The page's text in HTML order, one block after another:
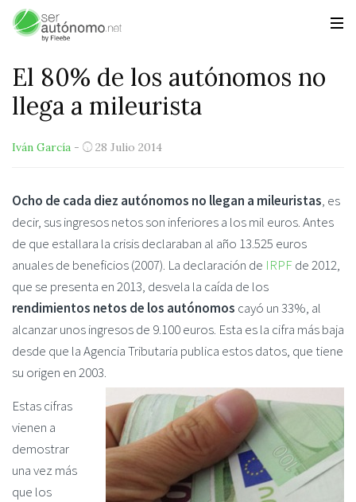
El 80% de los autónomos no
llega a mileurista
Iván García - 28 Julio 2014
Ocho de cada diez autónomos no llegan a mileuristas, es
decir, sus ingresos netos son inferiores a los mil euros. Antes
de que estallara la crisis declaraban al año 13.525 euros
anuales de beneficios (2007). La declaración de IRPFde 2012,
que se presenta en 2013, desvela la caída de los
rendimientos netos de los autónomos cayó un 33%, al
alcanzar unos ingresos de 9.100 euros. Esta es la cifra más baja
desde que la Agencia Tributaria publica estos datos, que tiene
su origen en 2003.
Estas cifras
vienen a
demostrar
una vez más
que los